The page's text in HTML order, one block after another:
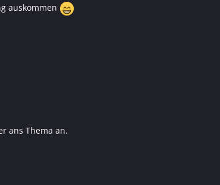
auskommen
ans Thema an.